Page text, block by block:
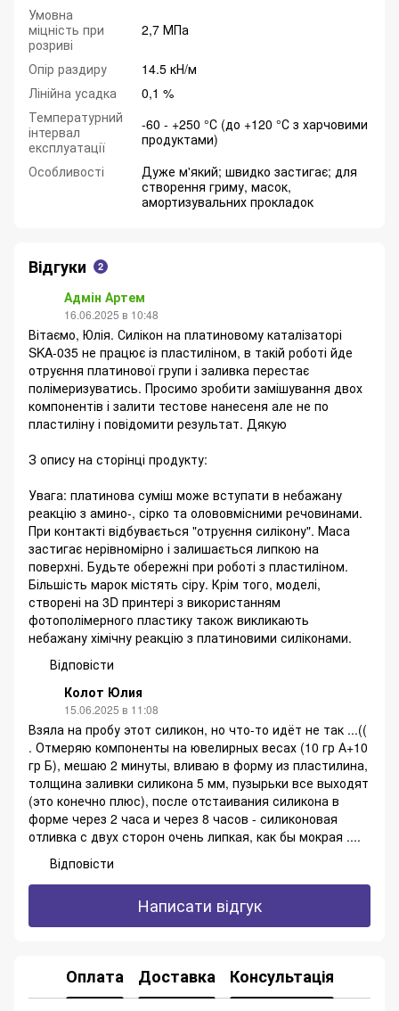
Умовна
міцність при
розриві
2,7 МПа
Опір раздиру
14.5 кН/м
Лінійна усадка
0,1 %
Температурний
інтервал
експлуатації
-60 - +250 °С (до +120 °С з харчовими
продуктами)
Особливості
Дуже м'який; швидко застигає; для
створення гриму, масок,
амортизувальних прокладок
Відгуки 2
Адмін Артем
16.06.2025 в 10:48
Вітаємо, Юлія. Силікон на платиновому каталізаторі
SKA-035 не працює із пластиліном, в такій роботі йде
отруєння платинової групи і заливка перестає
полімеризуватись. Просимо зробити замішування двох
компонентів і залити тестове нанесеня але не по
пластиліну і повідомити результат. Дякую
З опису на сторінці продукту:
Увага: платинова суміш може вступати в небажану
реакцію з амино-, сірко та олововмісними речовинами.
При контакті відбувається "отруєння силікону". Маса
застигає нерівномірно і залишається липкою на
поверхні. Будьте обережні при роботі з пластиліном.
Більшість марок містять сіру. Крім того, моделі,
створені на 3D принтері з використанням
фотополімерного пластику також викликають
небажану хімічну реакцію з платиновими силіконами.
Відповісти
Колот Юлия
15.06.2025 в 11:08
Взяла на пробу этот силикон, но что-то идёт не так ...((
. Отмеряю компоненты на ювелирных весах (10 гр А+10
гр Б), мешаю 2 минуты, вливаю в форму из пластилина,
толщина заливки силикона 5 мм, пузырьки все выходят
(это конечно плюс), после отстаивания силикона в
форме через 2 часа и через 8 часов - силиконовая
отливка с двух сторон очень липкая, как бы мокрая ....
Відповісти
Написати відгук
Оплата Доставка Консультація